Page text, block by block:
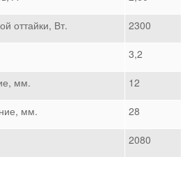
оттайки, Вт. 2300
3,2
мм. 12
мм. 28
2080